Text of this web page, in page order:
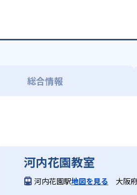
総合情報
河内花園教室
河内花園駅地図を見る 大阪